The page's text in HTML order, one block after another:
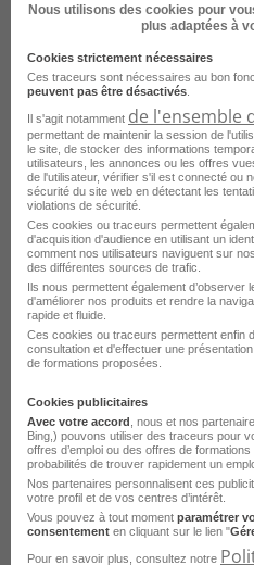
Je postule
Dessinateur
Coulounieix-
CDI
Snee
Publié le 5 juin 2026
Je postule
Nous utilisons des cookies pour
plus adaptées à
Cookies strictement nécessaires
Ces traceurs sont nécessaires au bon
peuvent pas être désactivés
Il s'agit notamment de l'ensemble
permettant de maintenir la session de
le site, de stocker des informations
utilisateurs, les annonces ou les offres
de l'utilisateur, vérifier s'il est connecté ou
sécurité du site web en détectant les
violations de sécurité.
Ces cookies ou traceurs permettent
d'acquisition d'audience en utilisant un
comment nos utilisateurs naviguent sur
des différentes sources de trafic.
Ils nous permettent également d’observer
d'améliorer nos produits et rendre la
rapide et fluide.
Ces cookies ou traceurs permettent enfin
consultation et d'effectuer une
de formations proposées.
Cookies publicitaires
Avec votre accord , nous et nos
Bing,) pouvons utiliser des traceurs pour
offres d’emploi ou des offres de
probabilités de trouver rapidement un
Nos partenaires personnalisent ces
votre profil et de vos centres d’intérêt.
Vous pouvez à tout moment paramétrer
consentement en cliquant sur le lien "
Pour en savoir plus, consultez notre